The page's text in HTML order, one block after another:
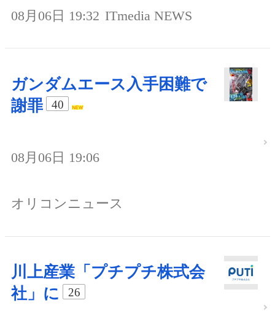
08月06日 19:32 ITmedia NEWS
ガンダムエース入手困難で
謝罪
40
08月06日 19:06
オリコンニュース
川上産業「プチプチ株式会
社」に
26